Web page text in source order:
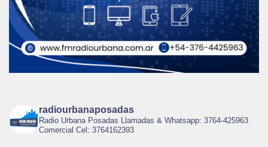
radiourbanaposadas
Radio Urbana Posadas Llamadas & Whatsapp: 3764-425963
Comercial Cel: 3764162393